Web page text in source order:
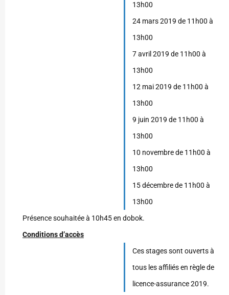
13h00
24 mars 2019 de 11h00 à
13h00
7 avril 2019 de 11h00 à
13h00
12 mai 2019 de 11h00 à
13h00
9 juin 2019 de 11h00 à
13h00
10 novembre de 11h00 à
13h00
15 décembre de 11h00 à
13h00
Présence souhaitée à 10h45 en dobok.
Conditions d’accès
Ces stages sont ouverts à
tous les affiliés en règle de
licence-assurance 2019.